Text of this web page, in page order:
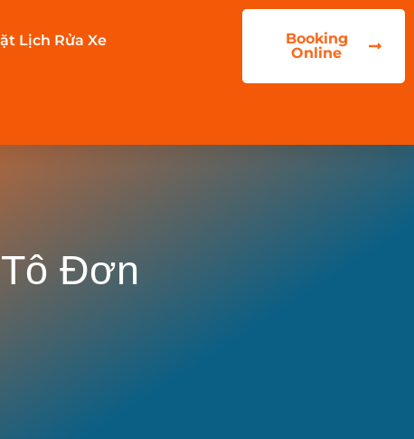
Lịch Rửa Xe
Booking
Online
Đơn